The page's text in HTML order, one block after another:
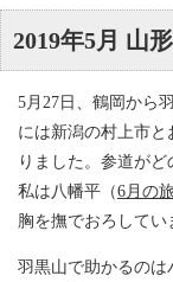
2019年5月 山
5月27日、鶴岡から
には新潟の村上市
りました。参道が
私は八幡平（6月の
胸を撫でおろしてい
羽黒山で助かるのは